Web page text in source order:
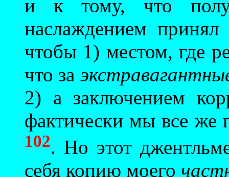
и к тому, что
наслаждением
чтобы 1) местом, где
что за
2) а заключением
фактически мы все же
102. Но этот
себя копию моего